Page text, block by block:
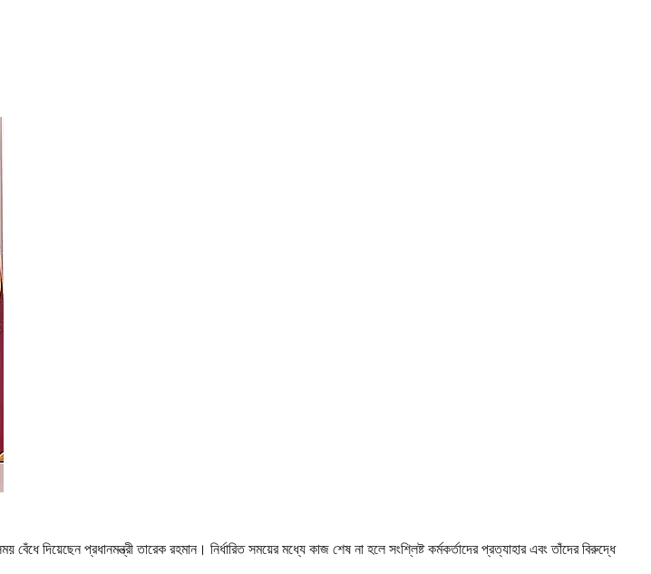
দিয়েছেন প্রধানমন্ত্রী তারেক রহমান। নির্ধারিত সময়ের মধ্যে কাজ শেষ না হলে সংশ্লিষ্ট কর্মকর্তাদের প্রত্যাহার এবং তাঁদের বিরুদ্ধে